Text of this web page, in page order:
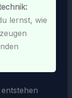
lernst, wie